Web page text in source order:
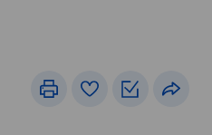
DruckenRezeptbuch